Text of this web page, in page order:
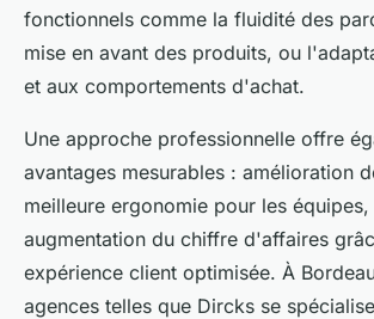
fonctionnels comme la fluidité des
mise en avant des produits, ou
et aux comportements d'achat.
Une approche professionnelle offre
avantages mesurables : amélioration
meilleure ergonomie pour les équipes,
augmentation du chiffre d'affaires
expérience client optimisée. À
agences telles que Dircks se